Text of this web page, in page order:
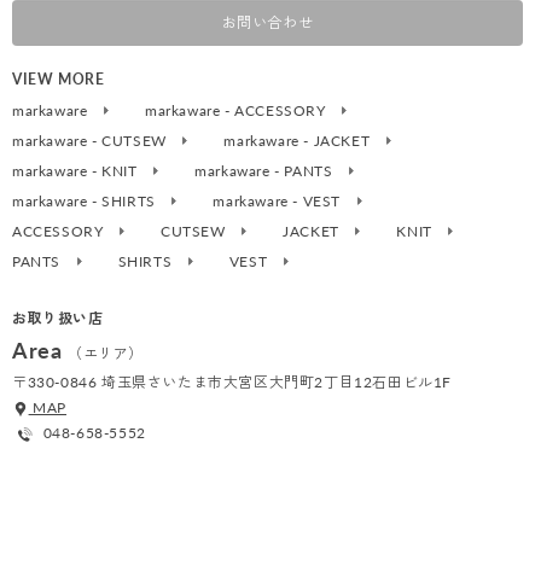
お問い合わせ
VIEW MORE
markaware
markaware - ACCESSORY
markaware - CUTSEW
markaware - JACKET
markaware - KNIT
markaware - PANTS
markaware - SHIRTS
markaware - VEST
ACCESSORY
CUTSEW JACKET
KNIT
PANTS
SHIRTS VEST
お取り扱い店
Area
（エリア）
〒330-0846 埼玉県さいたま市大宮区大門町2丁目12石田ビル1F
MAP
048-658-5552